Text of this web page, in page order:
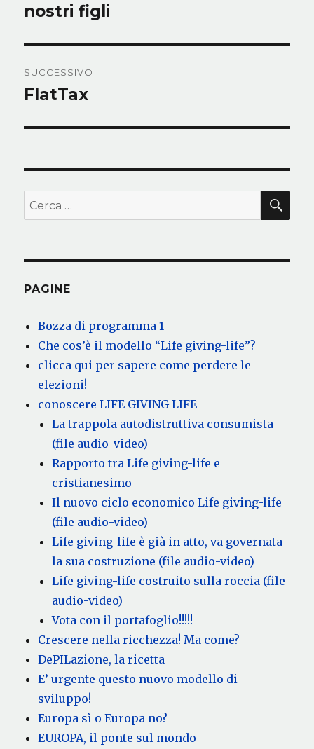
precedente:
nostri figli
SUCCESSIVO
Articolo
FlatTax
Cerca:
PAGINE
Bozza di programma 1
Che cos’è il modello “Life giving-life”?
clicca qui per sapere come perdere le
elezioni!
conoscere LIFE GIVING LIFE
La trappola autodistruttiva consumista
(file audio-video)
Rapporto tra Life giving-life e
cristianesimo
Il nuovo ciclo economico Life giving-life
(file audio-video)
Life giving-life è già in atto, va governata
la sua costruzione (file audio-video)
Life giving-life costruito sulla roccia (file
audio-video)
Vota con il portafoglio!!!!!
Crescere nella ricchezza! Ma come?
DePILazione, la ricetta
E’ urgente questo nuovo modello di
sviluppo!
Europa sì o Europa no?
EUROPA, il ponte sul mondo